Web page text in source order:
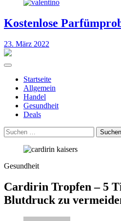
Kostenlose
23. März 2022
Startseite
Allgemein
Handel
Gesundheit
Deals
Suchen
nach:
Gesundheit
Cardirin Tropfen – 5
Blutdruck zu